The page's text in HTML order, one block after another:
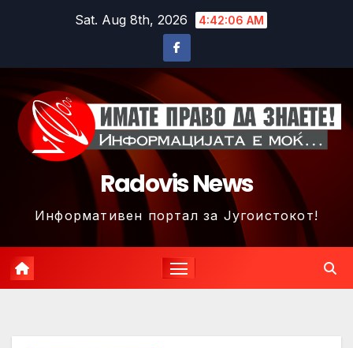
Sat. Aug 8th, 2026 4:42:09 AM
Radovis News
Информативен портал за Југоистокот!